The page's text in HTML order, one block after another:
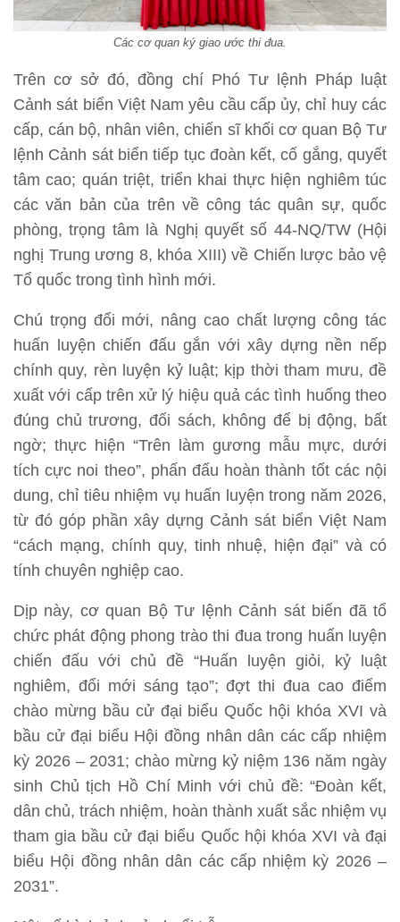
Các cơ quan ký giao ước thi đua.
Trên cơ sở đó, đồng chí Phó Tư lệnh Pháp luật
Cảnh sát biển Việt Nam yêu cầu cấp ủy, chỉ huy các
cấp, cán bộ, nhân viên, chiến sĩ khối cơ quan Bộ Tư
lệnh Cảnh sát biển tiếp tục đoàn kết, cố gắng, quyết
tâm cao; quán triệt, triển khai thực hiện nghiêm túc
các văn bản của trên về công tác quân sự, quốc
phòng, trọng tâm là Nghị quyết số 44-NQ/TW (Hội
nghị Trung ương 8, khóa XIII) về Chiến lược bảo vệ
Tổ quốc trong tình hình mới.
Chú trọng đổi mới, nâng cao chất lượng công tác
huấn luyện chiến đấu gắn với xây dựng nền nếp
chính quy, rèn luyện kỷ luật; kịp thời tham mưu, đề
xuất với cấp trên xử lý hiệu quả các tình huống theo
đúng chủ trương, đối sách, không để bị động, bất
ngờ; thực hiện “Trên làm gương mẫu mực, dưới
tích cực noi theo”, phấn đấu hoàn thành tốt các nội
dung, chỉ tiêu nhiệm vụ huấn luyện trong năm 2026,
từ đó góp phần xây dựng Cảnh sát biển Việt Nam
“cách mạng, chính quy, tinh nhuệ, hiện đại” và có
tính chuyên nghiệp cao.
Dịp này, cơ quan Bộ Tư lệnh Cảnh sát biển đã tổ
chức phát động phong trào thi đua trong huấn luyện
chiến đấu với chủ đề “Huấn luyện giỏi, kỷ luật
nghiêm, đổi mới sáng tạo”; đợt thi đua cao điểm
chào mừng bầu cử đại biểu Quốc hội khóa XVI và
bầu cử đại biểu Hội đồng nhân dân các cấp nhiệm
kỳ 2026 – 2031; chào mừng kỷ niệm 136 năm ngày
sinh Chủ tịch Hồ Chí Minh với chủ đề: “Đoàn kết,
dân chủ, trách nhiệm, hoàn thành xuất sắc nhiệm vụ
tham gia bầu cử đại biểu Quốc hội khóa XVI và đại
biểu Hội đồng nhân dân các cấp nhiệm kỳ 2026 –
2031”.